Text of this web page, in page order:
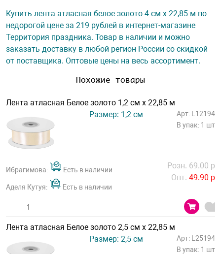
Купить лента атласная белое золото 4 см х 22,85 м по
недорогой цене за 219 рублей в интернет-магазине
Территория праздника. Товар в наличии и можно
заказать доставку в любой регион России со скидкой
от поставщика. Оптовые цены на весь ассортимент.
Похожие товары
Лента атласная Белое золото 1,2 см х 22,85 м
Размер: 1,2 см
Арт: L12194
В упак: 1 шт
Ибрагимова: Есть в наличии
Аделя Кутуя: Есть в наличии
Розн. 69.00 р
Опт. 49.90 р
Лента атласная Белое золото 2,5 см х 22,85 м
Размер: 2,5 см
Арт: L25194
В упак: 1 шт